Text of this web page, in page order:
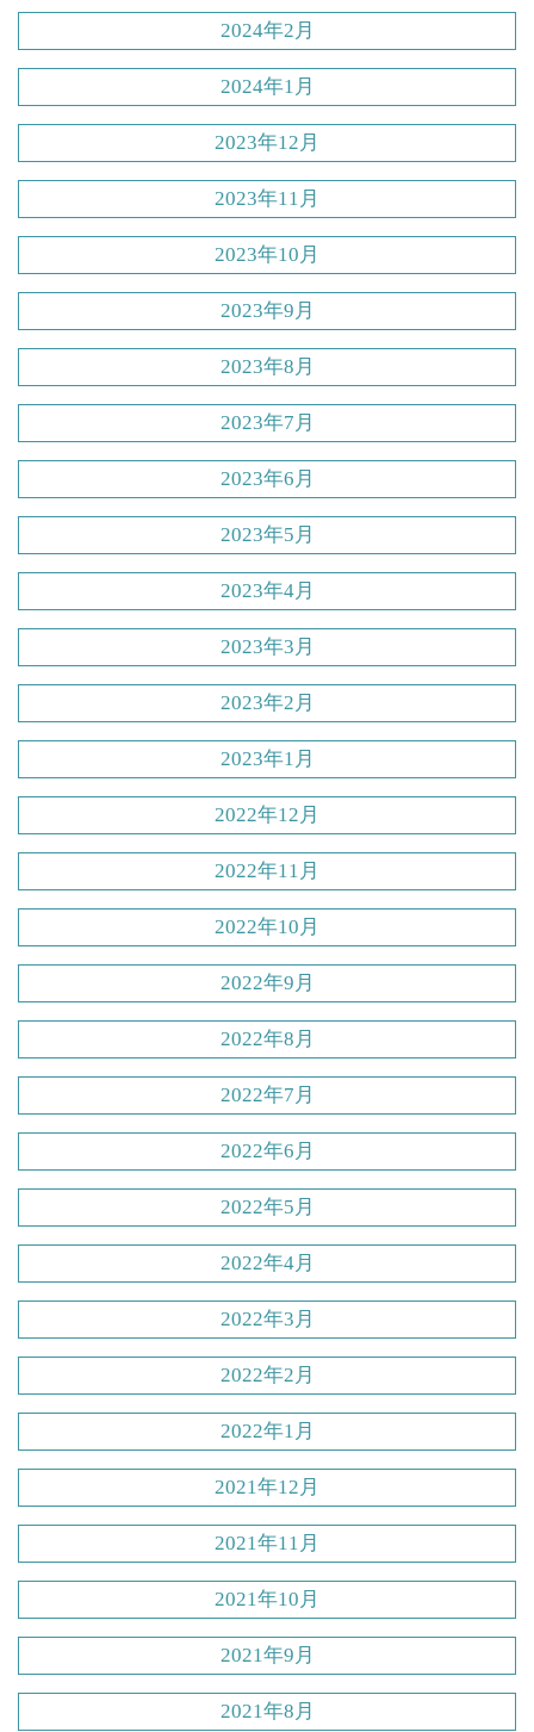
2024年2月
2024年1月
2023年12月
2023年11月
2023年10月
2023年9月
2023年8月
2023年7月
2023年6月
2023年5月
2023年4月
2023年3月
2023年2月
2023年1月
2022年12月
2022年11月
2022年10月
2022年9月
2022年8月
2022年7月
2022年6月
2022年5月
2022年4月
2022年3月
2022年2月
2022年1月
2021年12月
2021年11月
2021年10月
2021年9月
2021年8月